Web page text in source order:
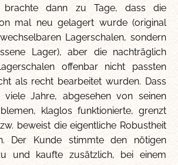
brachte dann zu Tage, dass die
mal neu gelagert wurde (original
Lagerschalen, sondern
Lager), aber die nachträglich
offenbar nicht passten
als recht bearbeitet wurden. Dass
Jahre, abgesehen von seinen
klaglos funktionierte, grenzt
beweist die eigentliche Robustheit
Der Kunde stimmte den nötigen
und kaufte zusätzlich, bei einem